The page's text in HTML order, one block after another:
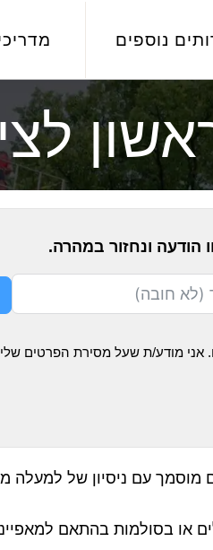
נוספים
הודעה ונחזור במהרה.
אני מודע/ת שעל מסירת הפרטים
עם ניסיון של למעלה מ-15
או בסולמות בהתאם